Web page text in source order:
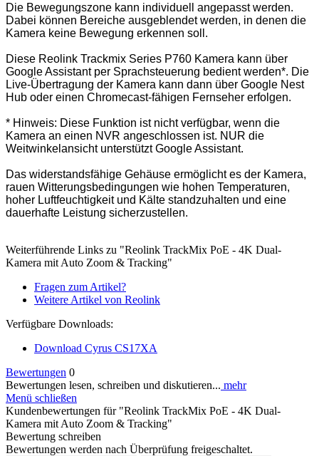
Die Bewegungszone kann individuell angepasst werden.
Dabei können Bereiche ausgeblendet werden, in denen die
Kamera keine Bewegung erkennen soll.
Diese Reolink Trackmix Series P760 Kamera kann über
Google Assistant per Sprachsteuerung bedient werden*. Die
Live-Übertragung der Kamera kann dann über Google Nest
Hub oder einen Chromecast-fähigen Fernseher erfolgen.
* Hinweis: Diese Funktion ist nicht verfügbar, wenn die
Kamera an einen NVR angeschlossen ist. NUR die
Weitwinkelansicht unterstützt Google Assistant.
Das widerstandsfähige Gehäuse ermöglicht es der Kamera,
rauen Witterungsbedingungen wie hohen Temperaturen,
hoher Luftfeuchtigkeit und Kälte standzuhalten und eine
dauerhafte Leistung sicherzustellen.
Weiterführende Links zu "Reolink TrackMix PoE - 4K Dual-
Kamera mit Auto Zoom & Tracking"
Fragen zum Artikel?
Weitere Artikel von Reolink
Verfügbare Downloads:
Download Cyrus CS17XA
Bewertungen 0
Bewertungen lesen, schreiben und diskutieren... mehr
Menü schließen
Kundenbewertungen für "Reolink TrackMix PoE - 4K Dual-
Kamera mit Auto Zoom & Tracking"
Bewertung schreiben
Bewertungen werden nach Überprüfung freigeschaltet.